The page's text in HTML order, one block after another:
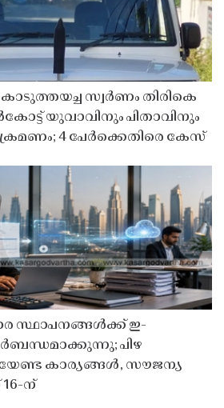
സ്വർണം തിരികെ
യുവാവിനും പിതാവിനും
4 പേർക്കെതിരെ കേസ്
സ്ഥാപനങ്ങൾക്ക് ഇ-
പിഴ
കാര്യങ്ങൾ, സൗജന്യ
ന്